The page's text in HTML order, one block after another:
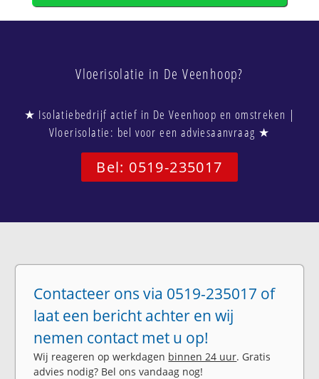
Vloerisolatie in De Veenhoop?
★ Isolatiebedrijf actief in De Veenhoop en omstreken |
Vloerisolatie: bel voor een adviesaanvraag ★
Bel: 0519-235017
Contacteer ons via 0519-235017 of
laat een bericht achter en wij
nemen contact met u op!
Wij reageren op werkdagen binnen 24 uur. Gratis
advies nodig? Bel ons vandaag nog!